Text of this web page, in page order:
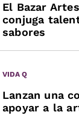
El Bazar
conjuga
sabores
VIDA Q
Lanzan una
apoyar a la